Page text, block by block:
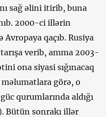
sağ əlini itirib, buna
2000-ci illərin
qaçıb. Rusiya
verib, amma 2003-
ona siyasi sığınacaq
görə, o
qurumlarında aldığı
Bütün sonrakı illər